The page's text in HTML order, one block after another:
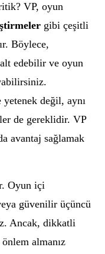
VP, oyun
gibi çeşitli
Böylece,
edebilir ve oyun
yetenek değil, aynı
de gereklidir. VP
avantaj sağlamak
Oyun içi
güvenilir üçüncü
Ancak, dikkatli
önlem almanız